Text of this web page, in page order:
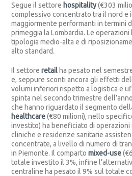
Segue il settore hospitality(€303
complessivo concentrato tra il nord e
maggiormente performanti in termini
primeggia la Lombardia. Le
tipologia medio-alta e di
alto standard.
Il settoreretail ha pesato nel
e, seppure sconti ancora gli effetti
volumi inferiori rispetto a logistica e
spinta nel secondo trimestre
che hanno riguardato il segmento
healthcare(€80 milioni), nello
investito) ha beneficiato di operazioni
cliniche e residenze sanitarie
concentrate, a livello di numero di
in Piemonte. Il compartomixed-use
totale investito il 3%, infine
centraline ha pesato il 9% sul totale